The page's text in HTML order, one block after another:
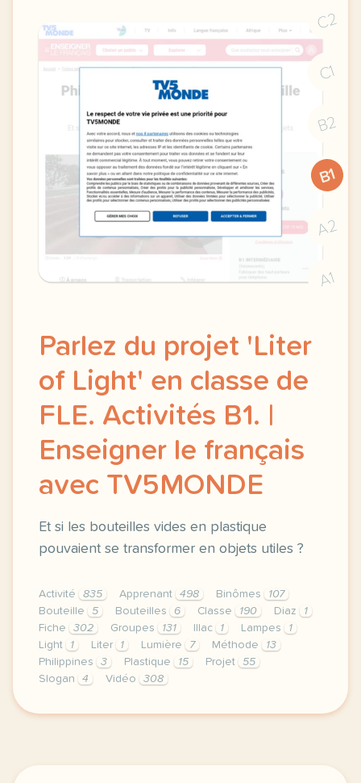
C2
C1
B2
B1
A2
A1
Parlez du projet 'Liter
of Light' en classe de
FLE. Activités B1. |
Enseigner le français
avec TV5MONDE
Et si les bouteilles vides en plastique
pouvaient se transformer en objets utiles ?
Activité 835 Apprenant 498 Binômes
107
Bouteille
5 Bouteilles 6 Classe 190 Diaz
1
Fiche
302 Groupes 131 Illac 1 Lampes
1
Light
1 Liter 1 Lumière 7 Méthode
13
Philippines
3 Plastique 15 Projet
55
Slogan
4 Vidéo 308
le respect de votre vie privee est une priorite